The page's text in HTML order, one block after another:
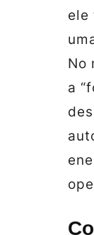
ele
No
a